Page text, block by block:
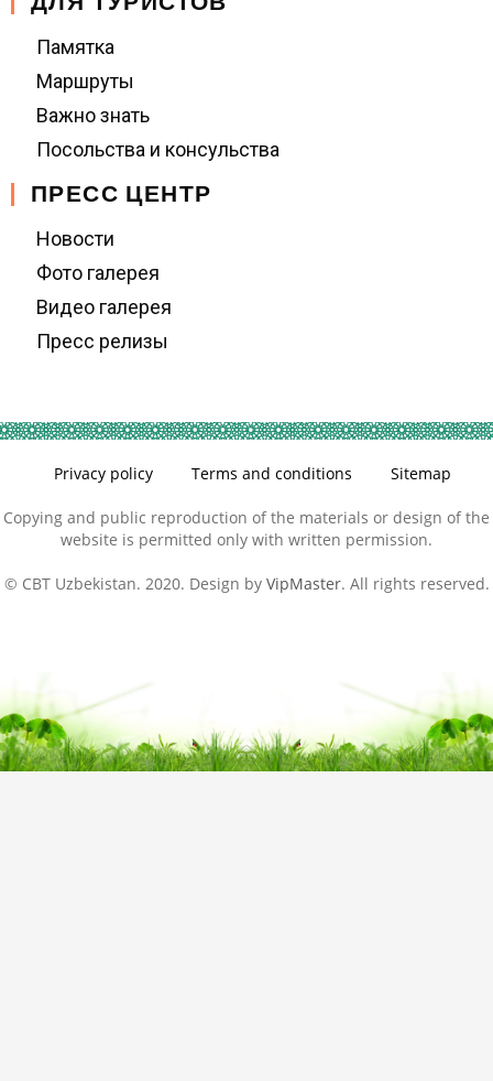
Памятка
Маршруты
Важно знать
Посольства и консульства
ПРЕСС ЦЕНТР
Новости
Фото галерея
Видео галерея
Пресс релизы
Privacy policy Terms and conditions Sitemap
Copying and public reproduction of the materials or design of the
website is permitted only with written permission.
© CBT Uzbekistan. 2020. Design by VipMaster. All rights reserved.